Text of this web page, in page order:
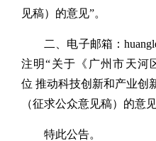
见稿）的意见”。
二、电子邮箱：
注明“关于《广州市天河
位 推动科技创新和产业创
（征求公众意见稿）的意见
特此公告。